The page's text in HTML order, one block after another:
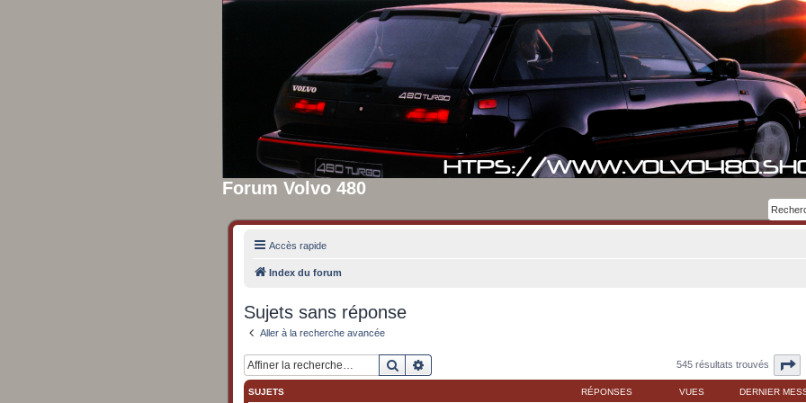
Forum Volvo 480
Accès rapide
Index du forum
Sujets sans réponse
Aller à la recherche avancée
Rechercher 545 résultats trouvés
SUJETS RÉPONSES VUES DERNIER